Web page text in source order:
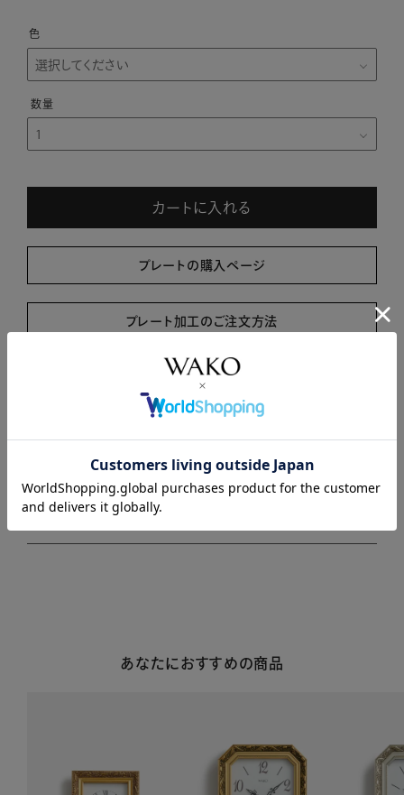
色
カートに入れる
プレートの購入ページ
プレート加工のご注文方法
商品詳細
注意事項・キャンセル・返品
あなたにおすすめの商品